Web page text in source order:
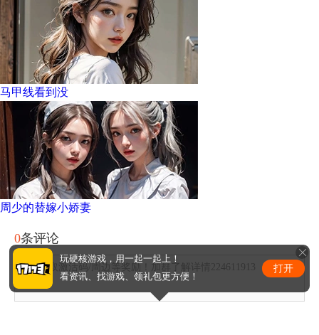
马甲线看到没
周少的替嫁小娇妻
0条评论
评论赢取激活码/周边等奖励！加群了解详情224611913
玩硬核游戏，用一起一起上！
看资讯、找游戏、领礼包更方便！
打开